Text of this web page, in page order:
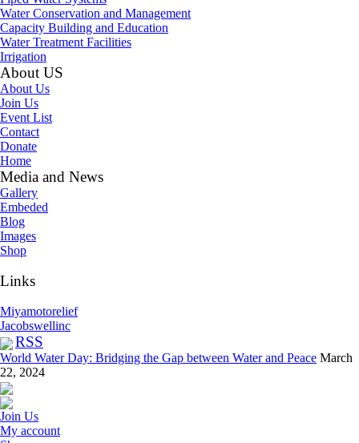
Water Conservation and Management
Capacity Building and Education
Water Treatment Facilities
Irrigation
About US
About Us
Join Us
Event List
Contact
Donate
Home
Media and News
Gallery
Embeded
Blog
Images
Shop
Links
Miyamotorelief
Jacobswellinc
RSS
World Water Day: Bridging the Gap between Water and Peace March
22, 2024
Join Us
My account